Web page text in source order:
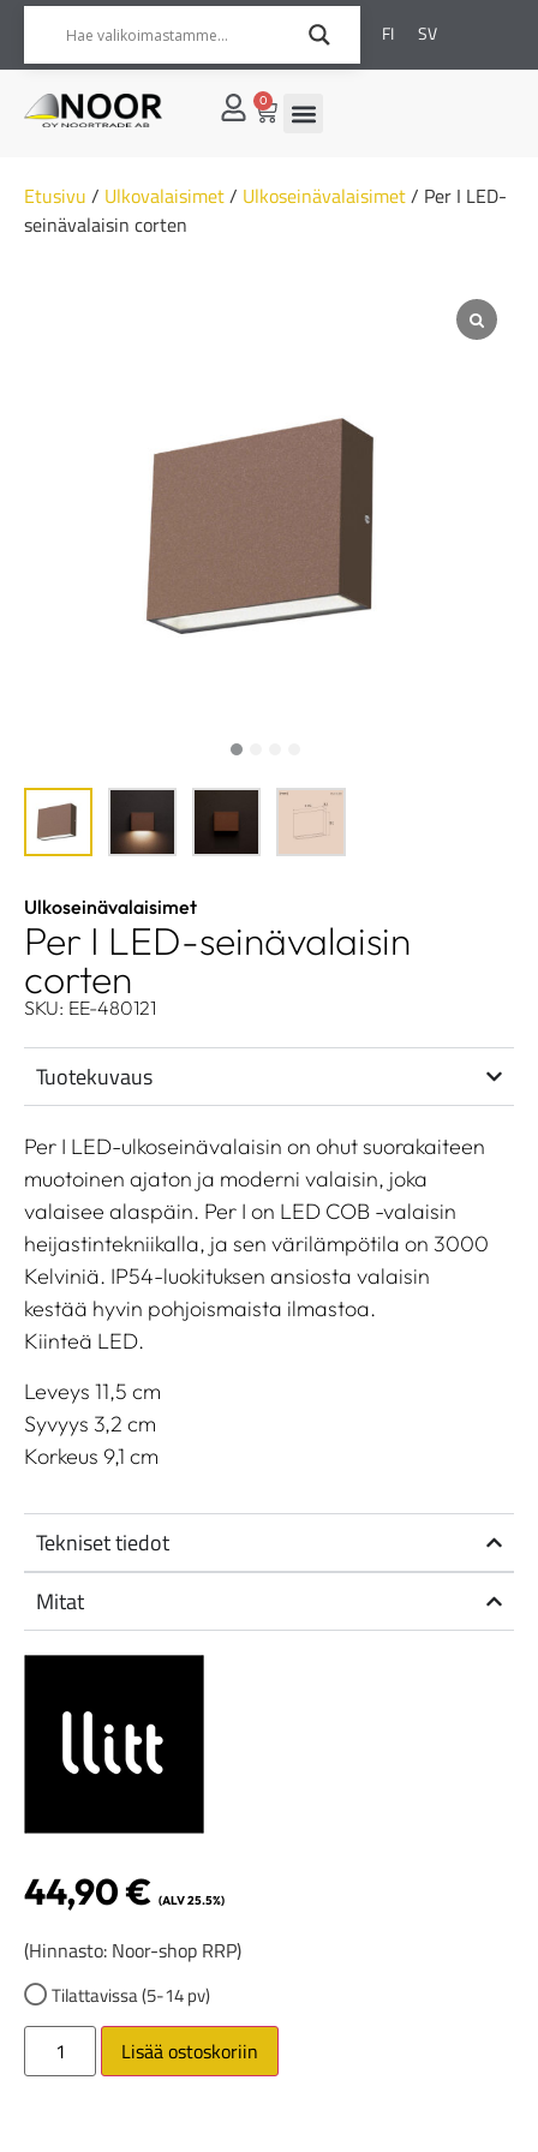
FI SV
0
Etusivu / Ulkovalaisimet/ Ulkoseinävalaisimet/ Per I LED-
seinävalaisin corten
Ulkoseinävalaisimet
Per I LED-seinävalaisin
corten
SKU: EE-480121
Tuotekuvaus
Per I LED-ulkoseinävalaisin on ohut suorakaiteen
muotoinen ajaton ja moderni valaisin, joka
valaisee alaspäin. Per I on LED COB -valaisin
heijastintekniikalla, ja sen värilämpötila on 3000
Kelviniä. IP54-luokituksen ansiosta valaisin
kestää hyvin pohjoismaista ilmastoa.
Kiinteä LED.
Leveys 11,5 cm
Syvyys 3,2 cm
Korkeus 9,1 cm
Tekniset tiedot
Mitat
44,90€ (ALV 25.5%)
(Hinnasto: Noor-shop RRP)
Tilattavissa (5-14 pv)
Lisää ostoskoriin